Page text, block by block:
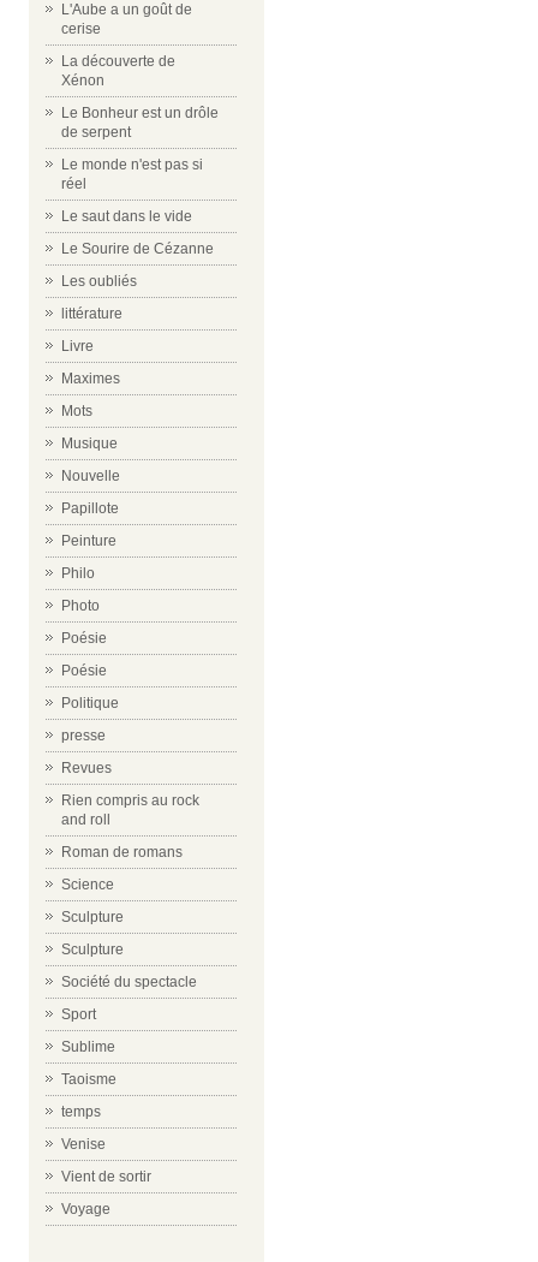
L'Aube a un goût de
cerise
La découverte de
Xénon
Le Bonheur est un drôle
de serpent
Le monde n'est pas si
réel
Le saut dans le vide
Le Sourire de Cézanne
Les oubliés
littérature
Livre
Maximes
Mots
Musique
Nouvelle
Papillote
Peinture
Philo
Photo
Poésie
Poésie
Politique
presse
Revues
Rien compris au rock
and roll
Roman de romans
Science
Sculpture
Sculpture
Société du spectacle
Sport
Sublime
Taoisme
temps
Venise
Vient de sortir
Voyage